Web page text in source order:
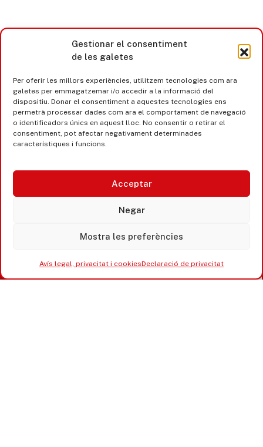
Gestionar el consentiment
de les galetes
Per oferir les millors experiències, utilitzem tecnologies com ara
galetes per emmagatzemar i/o accedir a la informació del
dispositiu. Donar el consentiment a aquestes tecnologies ens
permetrà processar dades com ara el comportament de navegació
o identificadors únics en aquest lloc. No consentir o retirar el
consentiment, pot afectar negativament determinades
característiques i funcions.
Acceptar
Negar
Mostra les preferències
Avís legal, privacitat i cookiesDeclaració de privacitat
365 www.platjadaro